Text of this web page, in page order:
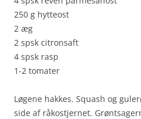
250 g hytteost
2 æg
2 spsk citronsaft
4 spsk rasp
1-2 tomater
Løgene hakkes. Squash og
side af råkost­jernet.